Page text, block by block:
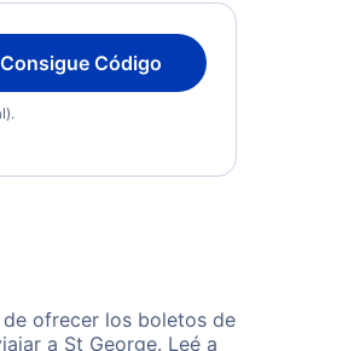
Consigue Código
de ofrecer los boletos de
a St George. Leé a